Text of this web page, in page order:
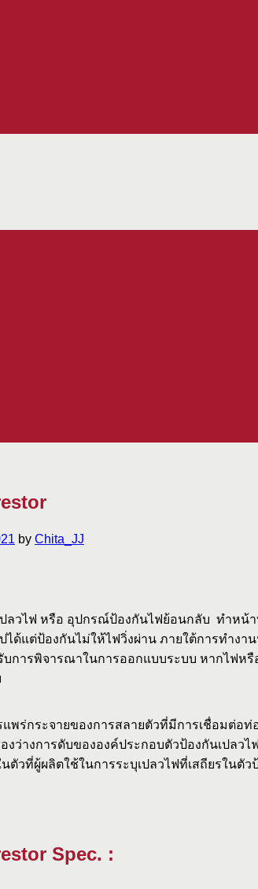
by Chita_JJ
เปลวไฟ หรือ อุปกรณ์ป้องกันไฟย้อนกลับ ทำห
ด้แต่ป้องกันไม่ให้ไฟวิ่งผ่าน ภายใต้การทำง
การพิจารณาในการออกแบบระบบ หากไฟ
พร่กระจายของการสลายตัวที่มีการเชื่อมต่อ
ว่างการดับขององค์ประกอบตัวป้องกันเปล
วที่ผู้ผลิตใช้ในการระบุเปลวไฟที่เสถียรในตัว
Spec. :